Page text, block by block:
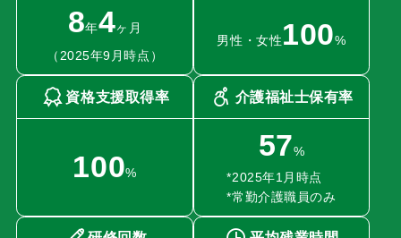
8年4ヶ月
（2025年9月時点）
男性・女性 100%
資格支援取得率
100%
介護福祉士保有率
57%
*2025年1月時点
*常勤介護職員のみ